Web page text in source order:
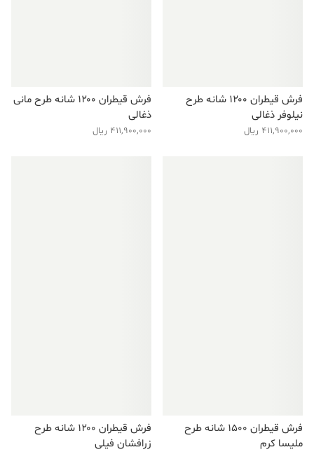
فرش قیطران ۱۲۰۰ شانه طرح
نیلوفر ذغالی
411,900,000 ریال
فرش قیطران ۱۲۰۰ شانه طرح مانی
ذغالی
411,900,000 ریال
فرش قیطران ۱۵۰۰ شانه طرح
ملیسا کرم
فرش قیطران ۱۲۰۰ شانه طرح
زرافشان فیلی